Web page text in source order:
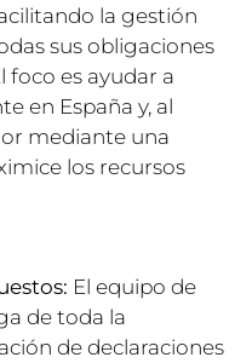
la gestión
sus obligaciones
foco es ayudar a
en España y, al
mediante una
los recursos
El equipo de
de toda la
de declaraciones